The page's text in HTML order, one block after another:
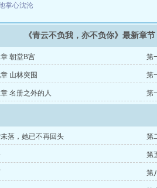
掌心沈沦
《青云不负我，亦不负你》最新章节
朝堂B宫 第
山林突围 第
名册之外的人 第
落，她已不再回头 第
第
第